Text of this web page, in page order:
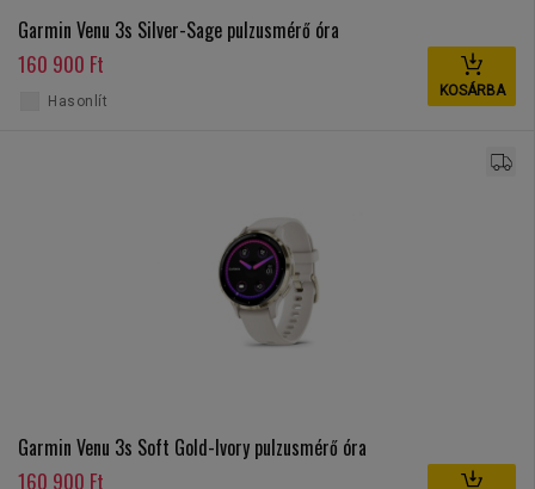
Garmin Venu 3s Silver-Sage pulzusmérő óra
160 900 Ft
KOSÁRBA
Hasonlít
Garmin Venu 3s Soft Gold-Ivory pulzusmérő óra
160 900 Ft